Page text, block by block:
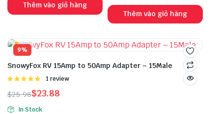
Thêm vào giỏ hàng
Thêm vào giỏ hàng
9%
SnowyFox RV 15Amp to 50Amp Adapter – 15Male
Được
5.005 sao
1 review
$25.98$23.88
In Stock